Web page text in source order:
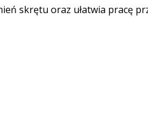
skrętu oraz ułatwia pracę